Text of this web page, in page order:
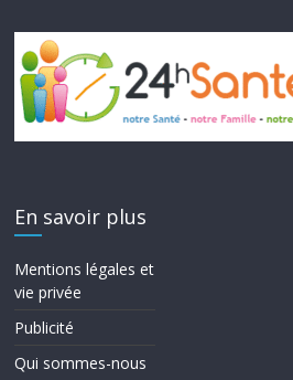
En savoir plus
Mentions légales et
vie privée
Publicité
Qui sommes-nous